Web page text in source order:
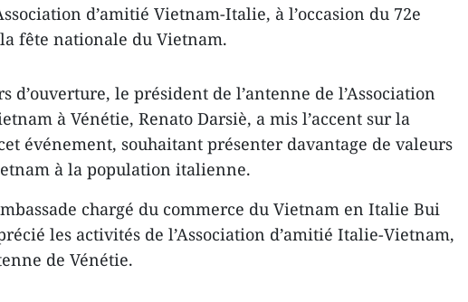
d’amitié Vietnam-Italie, à l’occasion du 72e
fête nationale du Vietnam.
d’ouverture, le président de l’antenne de l’Association
à Vénétie, Renato Darsiè, a mis l’accent sur la
événement, souhaitant présenter davantage de valeurs
à la population italienne.
chargé du commerce du Vietnam en Italie Bui
les activités de l’Association d’amitié Italie-Vietnam,
de Vénétie.